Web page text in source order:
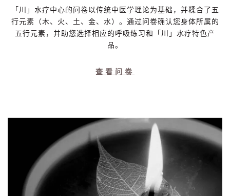
「川」水疗中心的问卷以传统中医学理论为基础，并糅合了五
行元素（木、火、土、金、水）。通过问卷确认您身体所属的
五行元素，并助您选择相应的呼吸练习和「川」水疗特色产
品。
查看问卷